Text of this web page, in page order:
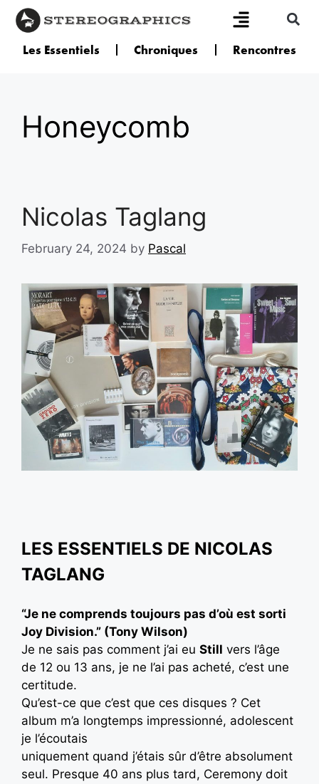
Les Essentiels Chroniques Rencontres
Honeycomb
Nicolas Taglang
February 24, 2024 by Pascal
LES ESSENTIELS DE NICOLAS
TAGLANG
“Je ne comprends toujours pas d’où est sorti
Joy Division.” (Tony Wilson)
Je ne sais pas comment j’ai eu Still vers l’âge
de 12 ou 13 ans, je ne l’ai pas acheté, c’est une
certitude.
Qu’est-ce que c’est que ces disques ? Cet
album m’a longtemps impressionné, adolescent
je l’écoutais
uniquement quand j’étais sûr d’être absolument
seul. Presque 40 ans plus tard, Ceremony doit